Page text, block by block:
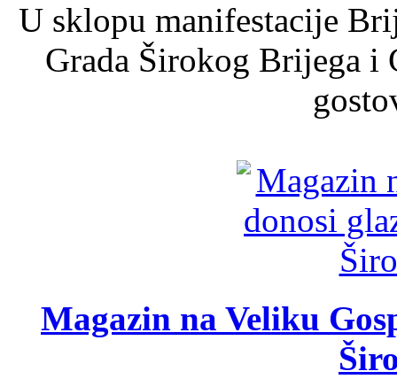
U sklopu manifestacije
Grada Širokog Brijega
Magazin na Veliku